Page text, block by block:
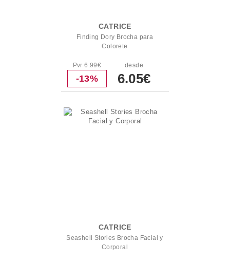
CATRICE
Finding Dory Brocha para
Colorete
Pvr 6.99€
-13%
desde
6.05€
CATRICE
Seashell Stories Brocha Facial y
Corporal